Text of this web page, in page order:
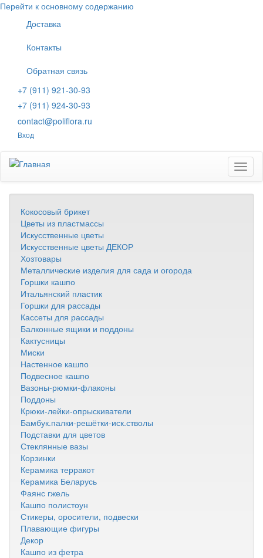
Перейти к основному содержанию
Доставка
Контакты
Обратная связь
+7 (911) 921-30-93
+7 (911) 924-30-93
contact@poliflora.ru
Вход
Кокосовый брикет
Цветы из пластмассы
Искусственные цветы
Искусственные цветы ДЕКОР
Хозтовары
Металлические изделия для сада и огорода
Горшки кашпо
Итальянский пластик
Горшки для рассады
Кассеты для рассады
Балконные ящики и поддоны
Кактусницы
Миски
Настенное кашпо
Подвесное кашпо
Вазоны-рюмки-флаконы
Поддоны
Крюки-лейки-опрыскиватели
Бамбук.палки-решётки-иск.стволы
Подставки для цветов
Стеклянные вазы
Корзинки
Керамика терракот
Керамика Беларусь
Фаянс гжель
Кашпо полистоун
Стикеры, оросители, подвески
Плавающие фигуры
Декор
Кашпо из фетра